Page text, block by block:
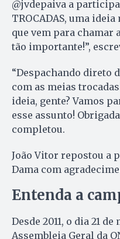
@jvdepaiva a
TROCADAS, uma
que vem para chamar
tão importante!”,
“Despachando direto
com as meias
ideia, gente? Vamos
esse assunto!
completou.
João Vitor repostou a
Dama com
Entenda a
Desde 2011, o dia 21
Assembleia Geral da